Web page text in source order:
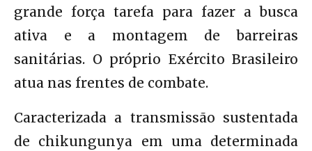
grande força tarefa para fazer a busca
ativa e a montagem de barreiras
sanitárias. O próprio Exército Brasileiro
atua nas frentes de combate.
Caracterizada a transmissão sustentada
de chikungunya em uma determinada